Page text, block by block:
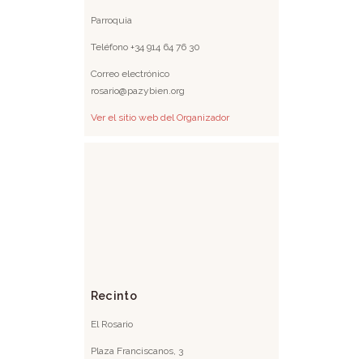
Parroquia
Teléfono +34 914 64 76 30
Correo electrónico
rosario@pazybien.org
Ver el sitio web del Organizador
Recinto
El Rosario
Plaza Franciscanos, 3